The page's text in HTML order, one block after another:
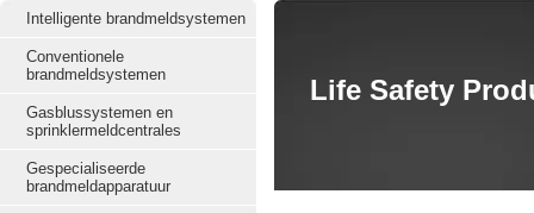
Intelligente brandmeldsystemen
Conventionele
brandmeldsystemen
Gasblussystemen en
sprinklermeldcentrales
Gespecialiseerde
brandmeldapparatuur
Life Safety